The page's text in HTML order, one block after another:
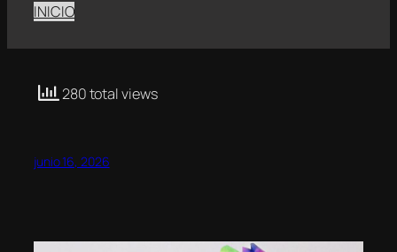
INICIO
280 total views
junio 16, 2026